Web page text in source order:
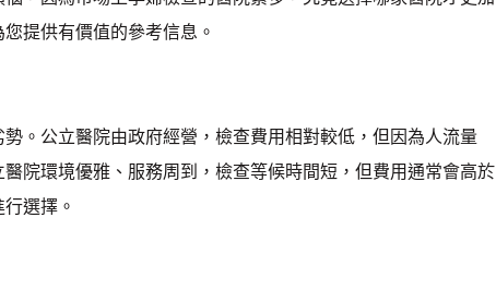
提供有價值的參考信息。
。公立醫院由政府經營，檢查費用相對較低，但因為人流量
院環境優雅、服務周到，檢查等候時間短，但費用通常會高於
選擇。